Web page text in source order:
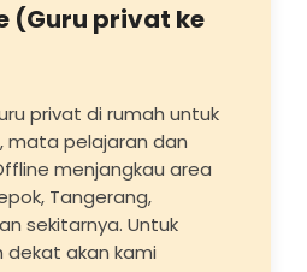
(Guru privat ke
privat di rumah untuk
mata pelajaran dan
menjangkau area
Tangerang,
sekitarnya. Untuk
dekat akan kami